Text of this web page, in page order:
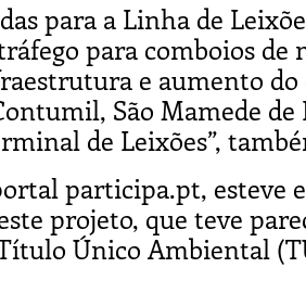
para a Linha de
para comboios de
e aumento
São Mamede
de Leixões”,
participa.pt, esteve
projeto, que teve
Único Ambiental